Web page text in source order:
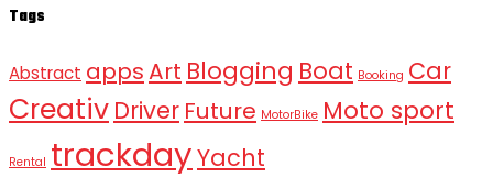
Tags
Abstract appsArt Blogging Boat Booking Car
Creativ Driver Future MotorBike Moto sport
Rental trackdayYacht